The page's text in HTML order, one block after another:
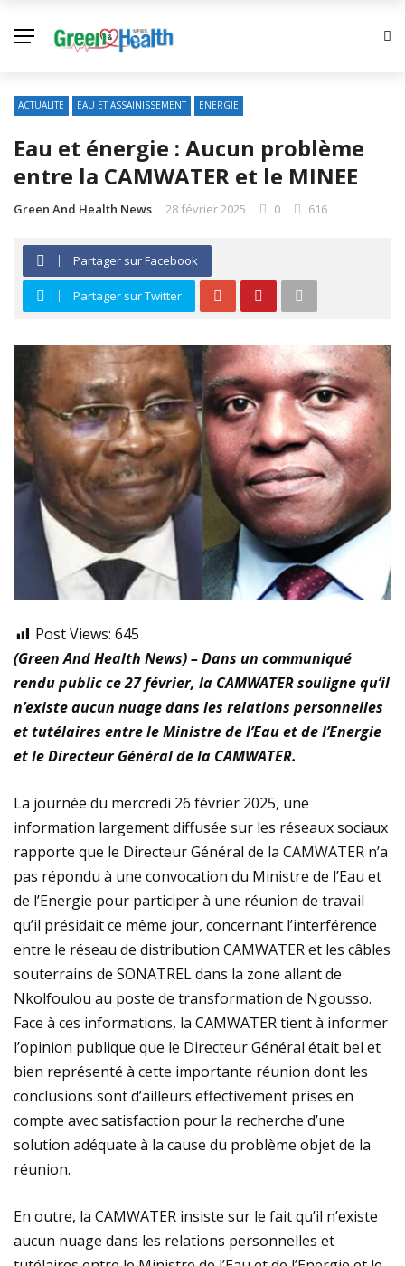
ACTUALITE EAU ET ASSAINISSEMENT ENERGIE
Eau et énergie : Aucun problème
entre la CAMWATER et le MINEE
Green And Health News 28 février 2025 0 616
Partager sur Facebook
Partager sur Twitter
Post Views: 645
(Green And Health News) – Dans un communiqué
rendu public ce 27 février, la CAMWATER souligne qu’il
n’existe aucun nuage dans les relations personnelles
et tutélaires entre le Ministre de l’Eau et de l’Energie
et le Directeur Général de la CAMWATER.
La journée du mercredi 26 février 2025, une
information largement diffusée sur les réseaux sociaux
rapporte que le Directeur Général de la CAMWATER n’a
pas répondu à une convocation du Ministre de l’Eau et
de l’Energie pour participer à une réunion de travail
qu’il présidait ce même jour, concernant l’interférence
entre le réseau de distribution CAMWATER et les câbles
souterrains de SONATREL dans la zone allant de
Nkolfoulou au poste de transformation de Ngousso.
Face à ces informations, la CAMWATER tient à informer
l’opinion publique que le Directeur Général était bel et
bien représenté à cette importante réunion dont les
conclusions sont d’ailleurs effectivement prises en
compte avec satisfaction pour la recherche d’une
solution adéquate à la cause du problème objet de la
réunion.
En outre, la CAMWATER insiste sur le fait qu’il n’existe
aucun nuage dans les relations personnelles et